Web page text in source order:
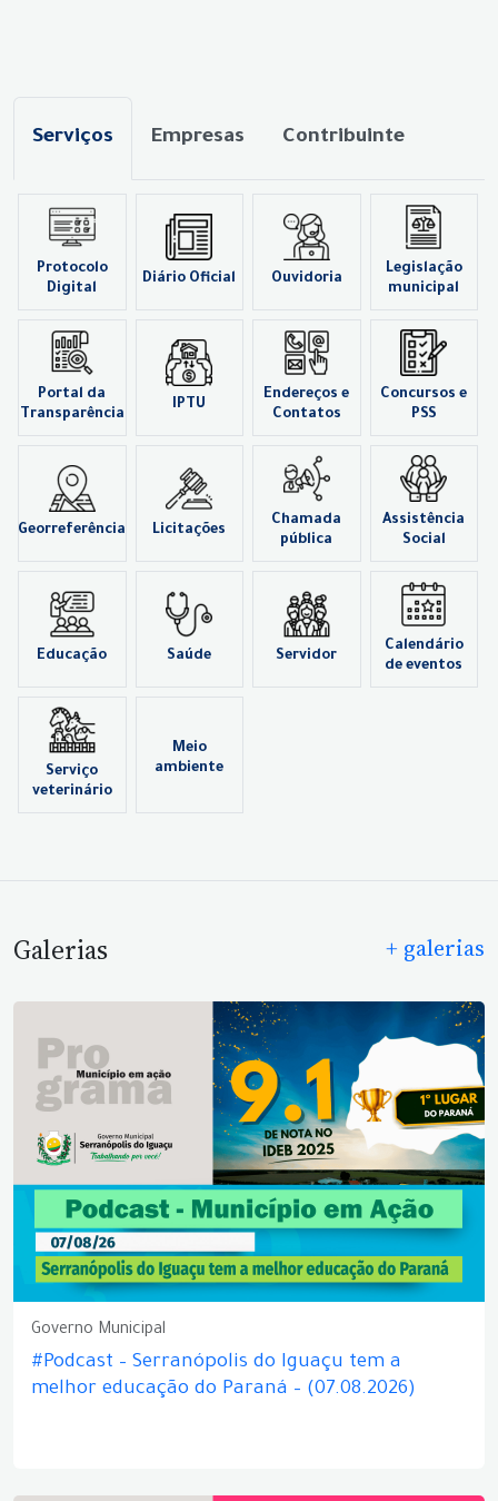
Serviços Empresas Contribuinte
Protocolo
Digital
Diário Oficial Ouvidoria
Legislação
municipal
Portal da
Transparência
IPTU
Endereços e
Contatos
Concursos e
PSS
Georreferência Licitações
Chamada
pública
Assistência
Social
Educação Saúde Servidor
Calendário
de eventos
Serviço
veterinário
Meio
Galerias + galerias
Governo Municipal
#Podcast – Serranópolis do Iguaçu tem a
melhor educação do Paraná – (07.08.2026)